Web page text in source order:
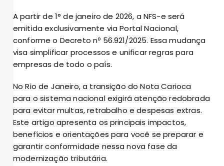
A partir de 1° de janeiro de 2026, a NFS-e será
emitida exclusivamente via Portal Nacional,
conforme o Decreto nº 56.921/2025. Essa mudança
visa simplificar processos e unificar regras para
empresas de todo o país.
No Rio de Janeiro, a transição do Nota Carioca
para o sistema nacional exigirá atenção redobrada
para evitar multas, retrabalho e despesas extras.
Este artigo apresenta os principais impactos,
benefícios e orientações para você se preparar e
garantir conformidade nessa nova fase da
modernização tributária.